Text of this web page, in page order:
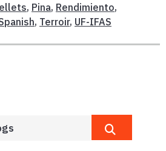
, Pina, Rendimiento,
, Terroir, UF-IFAS